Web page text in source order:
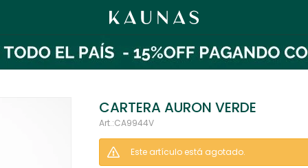
CARTERA AURON VERDE
CA9944V
Este artículo está agotado.